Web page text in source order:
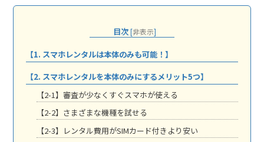
目次 [非表示]
【1. スマホレンタルは本体のみも可能！】
【2. スマホレンタルを本体のみにするメリット5つ】
【2-1】審査が少なくすぐスマホが使える
【2-2】さまざまな機種を試せる
【2-3】レンタル費用がSIMカード付きより安い